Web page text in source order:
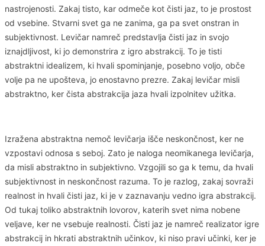
nastrojenosti. Zakaj tisto, kar odmeče kot čisti jaz, to je prostost
od vsebine. Stvarni svet ga ne zanima, ga pa svet onstran in
subjektivnost. Levičar namreč predstavlja čisti jaz in svojo
iznajdljivost, ki jo demonstrira z igro abstrakcij. To je tisti
abstraktni idealizem, ki hvali spominjanje, posebno voljo, obče
volje pa ne upošteva, jo enostavno prezre. Zakaj levičar misli
abstraktno, ker čista abstrakcija jaza hvali izpolnitev užitka.
Izražena abstraktna nemoč levičarja išče neskončnost, ker ne
vzpostavi odnosa s seboj. Zato je naloga neomikanega levičarja,
da misli abstraktno in subjektivno. Vzgojili so ga k temu, da hvali
subjektivnost in neskončnost razuma. To je razlog, zakaj sovraži
realnost in hvali čisti jaz, ki je v zaznavanju vedno igra abstrakcij.
Od tukaj toliko abstraktnih lovorov, katerih svet nima nobene
veljave, ker ne vsebuje realnosti. Čisti jaz je namreč realizator igre
abstrakcij in hkrati abstraktnih učinkov, ki niso pravi učinki, ker je